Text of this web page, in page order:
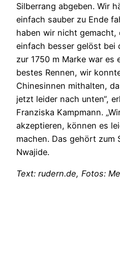
Silberrang abgeben. Wir
einfach sauber zu Ende
haben wir nicht gemacht,
einfach besser gelöst bei
zur 1750 m Marke war es
bestes Rennen, wir
Chinesinnen mithalten,
jetzt leider nach unten“,
Franziska Kampmann.
akzeptieren, können es
machen. Das gehört zum
Nwajide.
Text: rudern.de, Fotos: